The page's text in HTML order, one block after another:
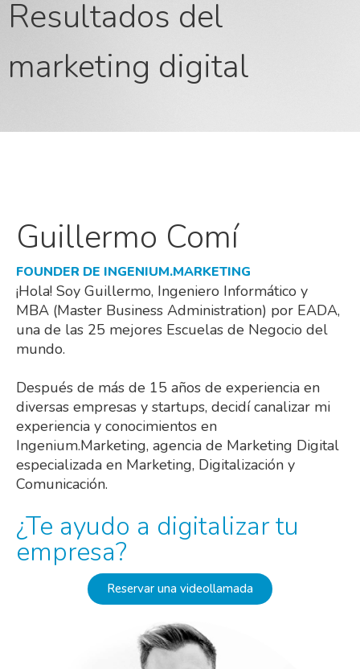
Resultados del
marketing digital
Guillermo Comí
FOUNDER DE INGENIUM.MARKETING
¡Hola! Soy Guillermo, Ingeniero Informático y
MBA (Master Business Administration) por EADA,
una de las 25 mejores Escuelas de Negocio del
mundo.
Después de más de 15 años de experiencia en
diversas empresas y startups, decidí canalizar mi
experiencia y conocimientos en
Ingenium.Marketing, agencia de Marketing Digital
especializada en Marketing, Digitalización y
Comunicación.
¿Te ayudo a digitalizar tu
empresa?
Reservar una videollamada